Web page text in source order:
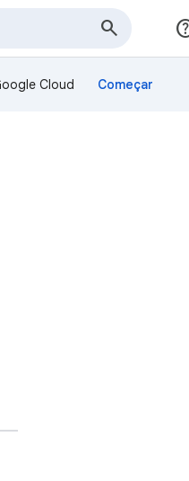
Cloud